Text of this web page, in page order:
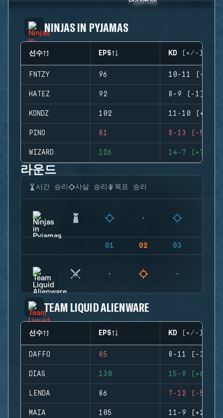
NINJAS IN PYJAMAS
선수 EPS KD (+/-)
FNTZY 96 10-11 (-1)
HATEZ 92 8-9 (-1)
KONDZ 102 11-10 (+1)
PINO 81 8-13 (-5)
WIZARD. 126 14-7 (+7)
라운드
시간 승리 사살 승리 목표 승리
01 02 03
TEAM LIQUID ALIENWARE
선수 EPS KD (+/-)
DAFFO 85 8-11 (-3)
DIAS 130 15-9 (+6)
LENDA 86 7-12 (-5)
MAIA 105 11-9 (+2)